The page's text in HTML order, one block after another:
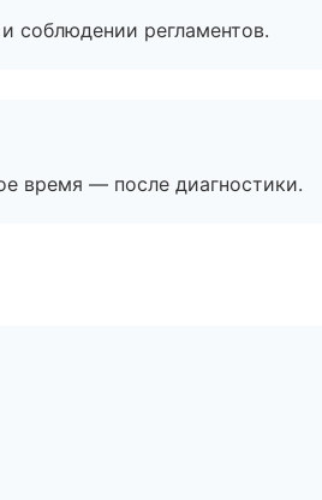
соблюдении регламентов.
время — после диагностики.